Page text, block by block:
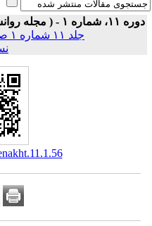
شماره ۱ - ( مجله روانشناسی و روانپزشکی شناخت ۱۴۰۳ )
جلد ۱۱ شماره ۱ صفحات ۷۱-۵۶